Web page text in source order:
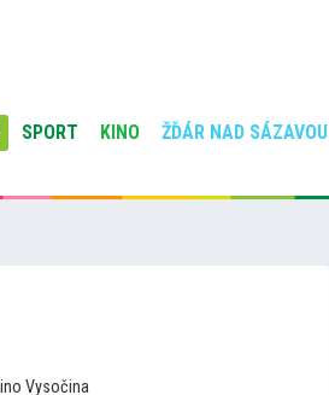
SPORT KINO ŽĎÁR NAD SÁZAVOU
Vysočina